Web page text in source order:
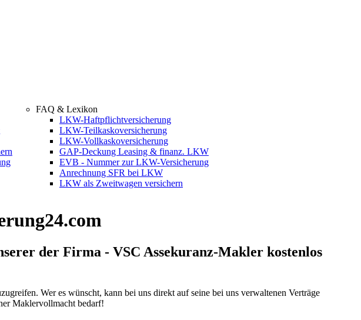
FAQ & Lexikon
LKW-Haftpflichtversicherung
LKW-Teilkaskoversicherung
LKW-Vollkaskoversicherung
GAP-Deckung Leasing & finanz. LKW
EVB - Nummer zur LKW-Versicherung
Anrechnung SFR bei LKW
LKW als Zweitwagen versichern
der Firma - VSC Assekuranz-Makler kostenlos
Wer es wünscht, kann bei uns direkt auf seine bei uns verwaltenen Verträge
Maklervollmacht bedarf!